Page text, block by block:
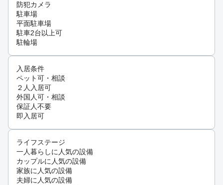
防犯カメラ
駐車場
平面駐車場
駐車2台以上可
駐輪場
入居条件
ペット可・相談
２人入居可
外国人可・相談
保証人不要
即入居可
ライフステージ
一人暮らしに人気の設備
カップルに人気の設備
家族に人気の設備
夫婦に人気の設備